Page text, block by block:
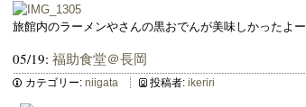
旅館内のラーメンやさんの黒おでんが美味しかったよー
05/19: 福助食堂＠長岡
カテゴリー: niigata 投稿者: ikeriri